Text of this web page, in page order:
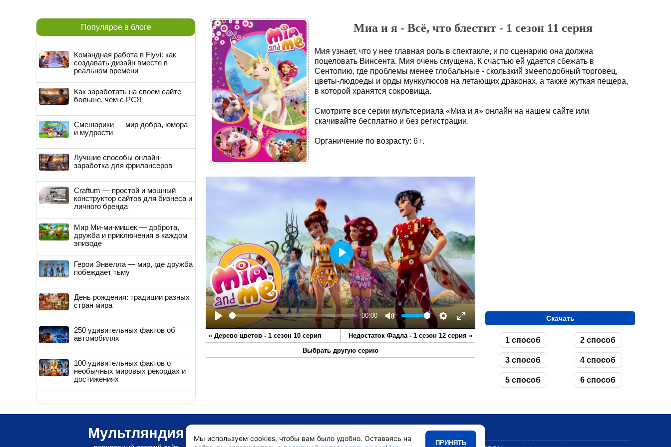
Миа и я - Всё, что блестит - 1 сезон 11 серия
Мия узнает, что у нее главная роль в спектакле, и по сценарию она должна
поцеловать Винсента. Мия очень смущена. К счастью ей удается сбежать в
Сентопию, где проблемы менее глобальные - скользкий змееподобный торговец,
цветы-людоеды и орды мункулюсов на летающих драконах, а также жуткая пещера,
в которой хранятся сокровища.
Смотрите все серии мультсериала «Миа и я» онлайн на нашем сайте или
скачивайте бесплатно и без регистрации.
Органичение по возрасту: 6+.
Play
00:00
Mute Settings
Enter
fullscreen
Play
« Дерево цветов - 1 сезон 10 серия Недостаток Фадла - 1 сезон 12 серия »
Выбрать другую серию
Скачать
1 способ 2 способ
3 способ 4 способ
5 способ 6 способ
Популярое в блоге
Командная работа в Flyvi: как
создавать дизайн вместе в
реальном времени
Как заработать на своем сайте
больше, чем с РСЯ
Смешарики — мир добра, юмора
и мудрости
Лучшие способы онлайн-
заработка для фрилансеров
Craftum — простой и мощный
конструктор сайтов для бизнеса и
личного бренда
Мир Ми-ми-мишек — доброта,
дружба и приключения в каждом
эпизоде
Герои Энвелла — мир, где дружба
побеждает тьму
День рождения: традиции разных
стран мира
250 удивительных фактов об
автомобилях
100 удивительных фактов о
необычных мировых рекордах и
достижениях
Мультляндия •Мультики
Мы используем cookies, чтобы вам было удобно. Оставаясь на
ПРИНЯТЬ